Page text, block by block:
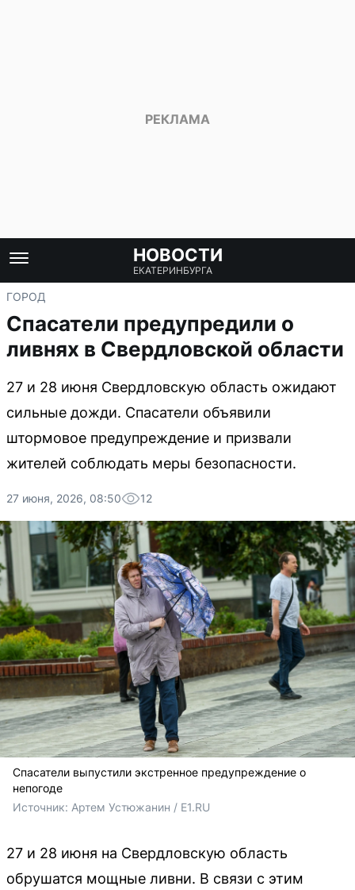
НОВОСТИ
ЕКАТЕРИНБУРГА
ГОРОД
Спасатели предупредили о
ливнях в Свердловской области
27 и 28 июня Свердловскую область ожидают
сильные дожди. Спасатели объявили
штормовое предупреждение и призвали
жителей соблюдать меры безопасности.
27 июня, 2026, 08:50 12
Спасатели выпустили экстренное предупреждение о
непогоде
Источник: Артем Устюжанин / E1.RU
27 и 28 июня на Свердловскую область
обрушатся мощные ливни. В связи с этим